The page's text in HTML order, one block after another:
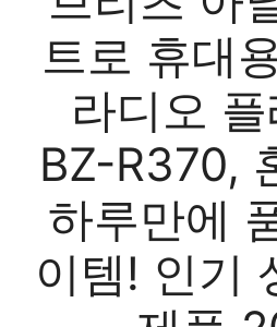
트로 휴대
라디오
BZ-R370,
하루만에
이템! 인기